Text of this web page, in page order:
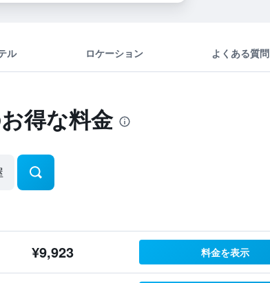
ル ロケーション よくある質問
得な料金
¥9,923 料金を表示